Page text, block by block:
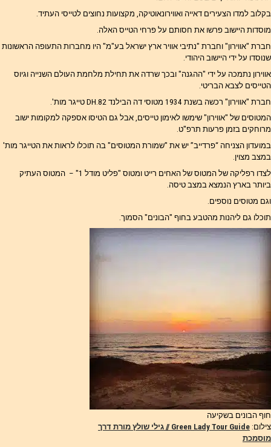
בקלוב למדו הצעירים דאייה ואווירונאוטיקה, מקצועות נחוצים לטייסי העתיד.
מוסדות היישוב פרשו את חסותם על פרחי הטייס האלה.
חברת "אווירון" וחברת "נתיבי אוויר ארץ ישראל בע"מ" היו מחברות התעופה הראשונות
שנוסדו על ידי היישוב היהודי.
אווירון נתמכה על ידי "ההגנה" ובכך שרדה את תחילת מלחמת העולם השנייה וגיוס
הטייסים לצבא הבריטי.
חברת "אווירון" רכשה בשנת 1934 מטוסי דה הבילנד DH.82 טייגר מות'.
המטוסים של "אווירון" שימשו לאימון טייסים, אבל גם הטיסו אספקה למקומות ישוב
מרוחקים בזמן פרעות תרפ"ט.
במועדון הצניחה “פרדייב” יש את "שמורת המטוסים" בה תוכלו לראות את הטייגר מות'
במצב מצוין.
לצדו רפליקה של המטוס של האחים רייט ומטוס "פליט מודל 1" – המטוס העתיק
ביותר בארץ הנמצא במצב טיסה.
וגם מטוסים נוספים.
תוכלו גם ליהנות מהטבע בחוף "הבונים" הסמוך.
חוף הבונים בשקיעה
צילום:
Green Lady Tour Guide // גילי שולץ מורת דרך
מוסמכת